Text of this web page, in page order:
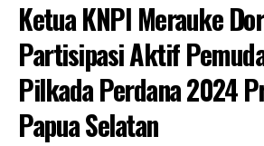
Ketua KNPI Merauke
Partisipasi Aktif
Pilkada Perdana 2024
Papua Selatan